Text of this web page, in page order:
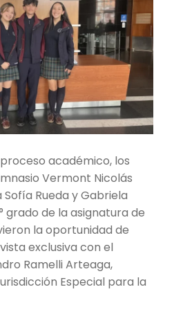
Expandir
hijo
académico, los
Vermont Nicolás
Sofía Rueda y Gabriela
grado de la asignatura de
la oportunidad de
exclusiva con el
Ramelli Arteaga,
Especial para la